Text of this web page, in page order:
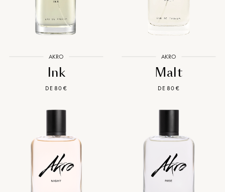
AKRO
Ink
DE 80 €
AKRO
Malt
DE 80 €